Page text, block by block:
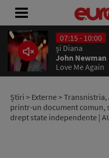
07:15 - 10:00
și Diana
John Newman
Love Me Again
Știri > Externe> Transnistria,
printr-un document comun,
drept state independente |
ACASĂ
ȘTIRI
RADIO
CONCURSURI